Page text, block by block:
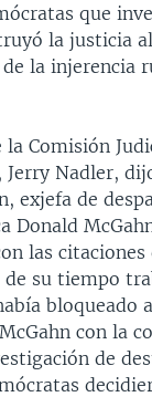
que
la justicia
la injerencia
Comisión
Jerry Nadler,
exjefa de
Donald
las citaciones
su tiempo
bloqueado
con la
de